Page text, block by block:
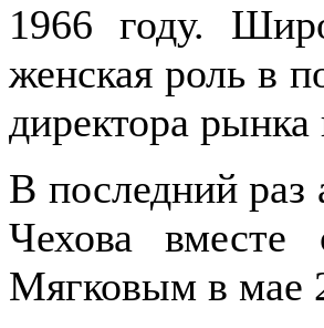
1966 году.
женская роль в
директора
В последний
Чехова вместе
Мягковым в мае